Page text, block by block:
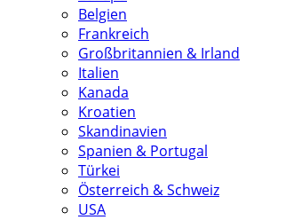
Belgien
Frankreich
Großbritannien & Irland
Italien
Kanada
Kroatien
Skandinavien
Spanien & Portugal
Türkei
Österreich & Schweiz
USA